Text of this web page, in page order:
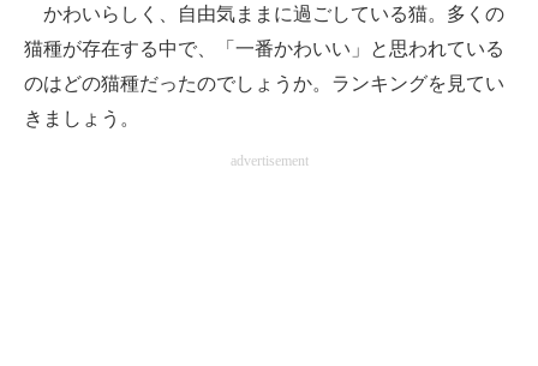
進化するPCとデバイスの未来
ビジネスと働き方のヒント
かわいらしく、自由気ままに過ごしている猫。多くの
猫種が存在する中で、「一番かわいい」と思われている
のはどの猫種だったのでしょうか。ランキングを見てい
きましょう。
advertisement